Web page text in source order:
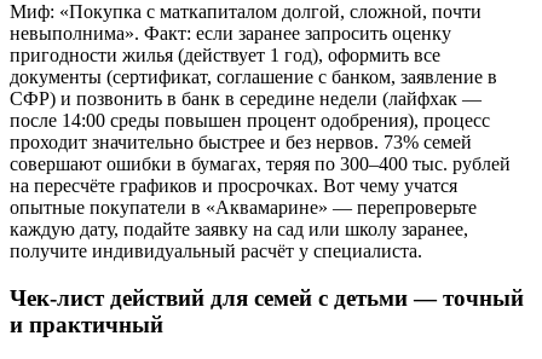
Миф: «Покупка с маткапиталом долгой, сложной, почти
невыполнима». Факт: если заранее запросить оценку
пригодности жилья (действует 1 год), оформить все
документы (сертификат, соглашение с банком, заявление в
СФР) и позвонить в банк в середине недели (лайфхак —
после 14:00 среды повышен процент одобрения), процесс
проходит значительно быстрее и без нервов. 73% семей
совершают ошибки в бумагах, теряя по 300–400 тыс. рублей
на пересчёте графиков и просрочках. Вот чему учатся
опытные покупатели в «Аквамарине» — перепроверьте
каждую дату, подайте заявку на сад или школу заранее,
получите индивидуальный расчёт у специалиста.
Чек-лист действий для семей с детьми — точный
и практичный